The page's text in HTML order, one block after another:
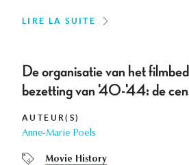
LIRE LA SUITE
De organisatie van het
bezetting van '40-'44: de
AUTEUR(S)
Anne-Marie Poels
Movie History